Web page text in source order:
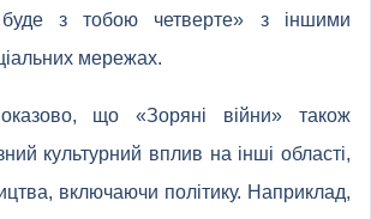
з тобою четверте» з іншими
мережах.
що «Зоряні війни» також
культурний вплив на інші області,
включаючи політику. Наприклад,